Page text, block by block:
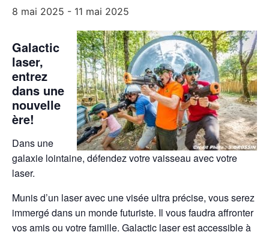
8 mai 2025 - 11 mai 2025
Galactic
laser,
entrez
dans une
nouvelle
ère!
Dans une
galaxie lointaine, défendez votre vaisseau avec votre
laser.
Munis d’un laser avec une visée ultra précise, vous serez
immergé dans un monde futuriste. Il vous faudra affronter
vos amis ou votre famille. Galactic laser est accessible à